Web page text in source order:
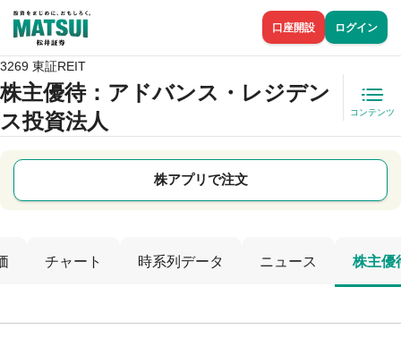
口座開設 ログイン
3269 東証REIT
株主優待：アドバンス・レジデン
ス投資法人
コンテンツ
株アプリで注文
チャート 時系列データ ニュース 株主優